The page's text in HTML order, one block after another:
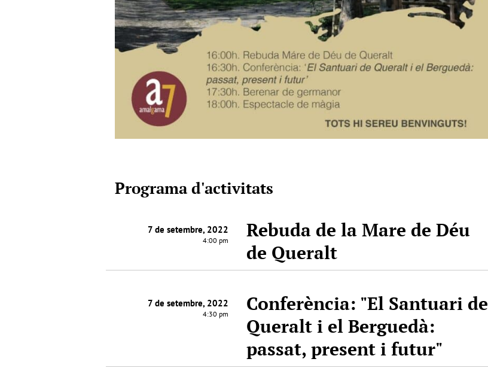
Programa d'activitats
7 de setembre, 2022
4:00 pm
Rebuda de la Mare de Déu
de Queralt
7 de setembre, 2022
4:30 pm
Conferència: "El Santuari de
Queralt i el Berguedà:
passat, present i futur"